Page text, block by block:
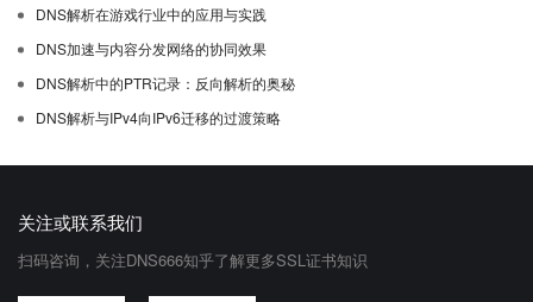
DNS解析在游戏行业中的应用与实践
DNS加速与内容分发网络的协同效果
DNS解析中的PTR记录：反向解析的奥秘
DNS解析与IPv4向IPv6迁移的过渡策略
关注或联系我们
扫码咨询，关注DNS666知乎了解更多SSL证书知识